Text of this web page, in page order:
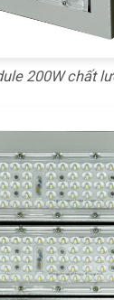
200W chất